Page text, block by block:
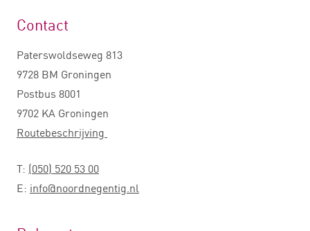
Contact
Paterswoldseweg 813
9728 BM Groningen
Postbus 8001
9702 KA Groningen
Routebeschrijving
T: (050) 520 53 00
E: info@noordnegentig.nl